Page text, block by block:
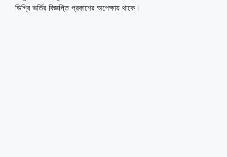
ডিগ্রি ভর্তির বিজ্ঞপ্তি প্রকাশের অপেক্ষায় থাকে।